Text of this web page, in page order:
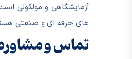
آزمایشگاهی و مولکولی
های حرفه ای و صنعتی
تماس و